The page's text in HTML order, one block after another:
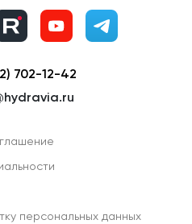
702-12-42
персональных данных